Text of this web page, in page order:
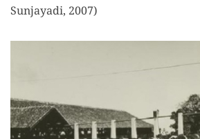
Sunjayadi, 2007)